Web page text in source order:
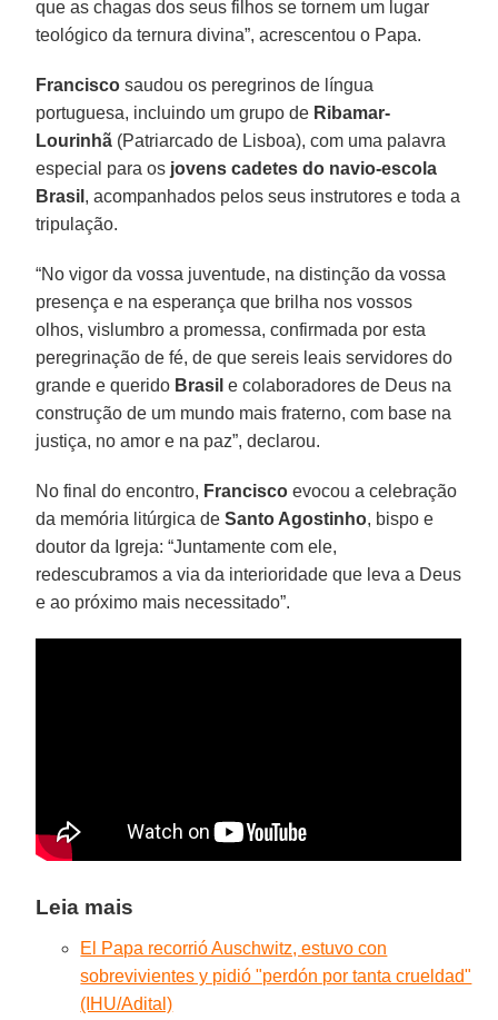
que as chagas dos seus filhos se tornem um lugar
teológico da ternura divina”, acrescentou o Papa.
Francisco saudou os peregrinos de língua
portuguesa, incluindo um grupo de Ribamar-
Lourinhã (Patriarcado de Lisboa), com uma palavra
especial para os jovens cadetes do navio-escola
Brasil , acompanhados pelos seus instrutores e toda a
tripulação.
“No vigor da vossa juventude, na distinção da vossa
presença e na esperança que brilha nos vossos
olhos, vislumbro a promessa, confirmada por esta
peregrinação de fé, de que sereis leais servidores do
grande e querido Brasil e colaboradores de Deus na
construção de um mundo mais fraterno, com base na
justiça, no amor e na paz”, declarou.
No final do encontro, Francisco evocou a celebração
da memória litúrgica deSanto Agostinho, bispo e
doutor da Igreja: “Juntamente com ele,
redescubramos a via da interioridade que leva a Deus
e ao próximo mais necessitado”.
Leia mais
El Papa recorrió Auschwitz, estuvo con
sobrevivientes y pidió "perdón por tanta crueldad"
(IHU/Adital)